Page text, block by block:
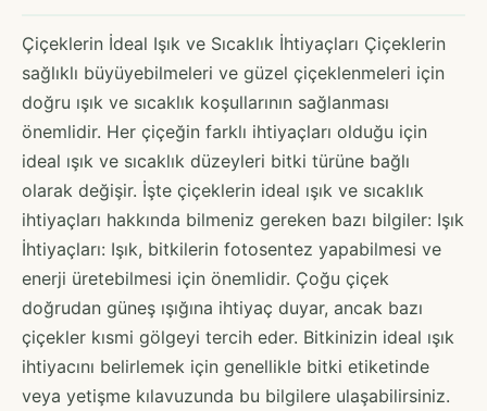
Çiçeklerin İdeal Işık ve Sıcaklık İhtiyaçları Çiçeklerin
sağlıklı büyüyebilmeleri ve güzel çiçeklenmeleri için
doğru ışık ve sıcaklık koşullarının sağlanması
önemlidir. Her çiçeğin farklı ihtiyaçları olduğu için
ideal ışık ve sıcaklık düzeyleri bitki türüne bağlı
olarak değişir. İşte çiçeklerin ideal ışık ve sıcaklık
ihtiyaçları hakkında bilmeniz gereken bazı bilgiler: Işık
İhtiyaçları: Işık, bitkilerin fotosentez yapabilmesi ve
enerji üretebilmesi için önemlidir. Çoğu çiçek
doğrudan güneş ışığına ihtiyaç duyar, ancak bazı
çiçekler kısmi gölgeyi tercih eder. Bitkinizin ideal ışık
ihtiyacını belirlemek için genellikle bitki etiketinde
veya yetişme kılavuzunda bu bilgilere ulaşabilirsiniz.